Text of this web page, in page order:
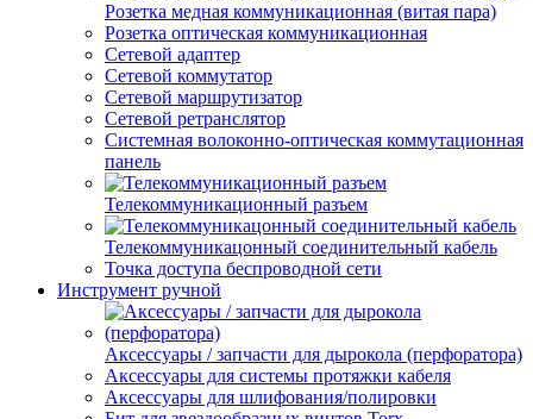
Розетка медная коммуникационная (витая пара)
Розетка оптическая коммуникационная
Сетевой адаптер
Сетевой коммутатор
Сетевой маршрутизатор
Сетевой ретранслятор
Системная волоконно-оптическая коммутационная
панель
Телекоммуникационный разъем
Телекоммуникацонный соединительный кабель
Точка доступа беспроводной сети
Инструмент ручной
Аксессуары / запчасти для дырокола (перфоратора)
Аксессуары для системы протяжки кабеля
Аксессуары для шлифования/полировки